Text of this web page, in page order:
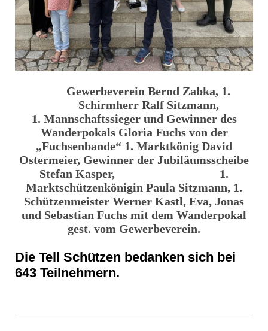
Gewerbeverein Bernd Zabka, 1.
Schirmherr Ralf Sitzmann,
1. Mannschaftssieger und Gewinner des
Wanderpokals Gloria Fuchs von der
„Fuchsenbande“ 1. Marktkönig David
Ostermeier, Gewinner der Jubiläumsscheibe
Stefan Kasper, 1.
Marktschützenkönigin Paula Sitzmann, 1.
Schützenmeister Werner Kastl, Eva, Jonas
und Sebastian Fuchs mit dem Wanderpokal
gest. vom Gewerbeverein.
Die Tell Schützen bedanken sich bei
643 Teilnehmern.